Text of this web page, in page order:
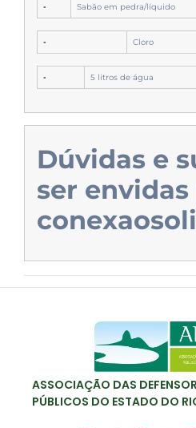
▪ Sabão em pedra/líquido
▪ Cloro
▪ 5 litros de água
Dúvidas e
ser
ASSOCIAÇÃO DAS
PÚBLICOS DO ESTADO DO